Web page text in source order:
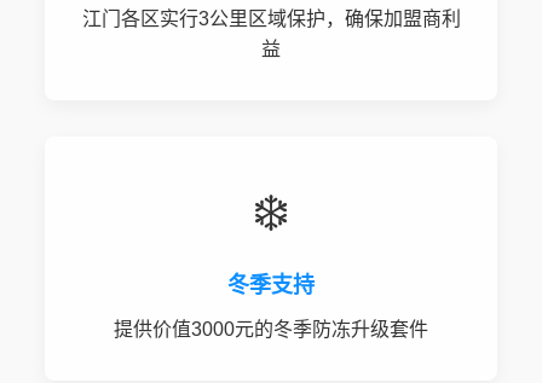
江门各区实行3公里区域保护，确保加盟商利
益
❄️
冬季支持
提供价值3000元的冬季防冻升级套件